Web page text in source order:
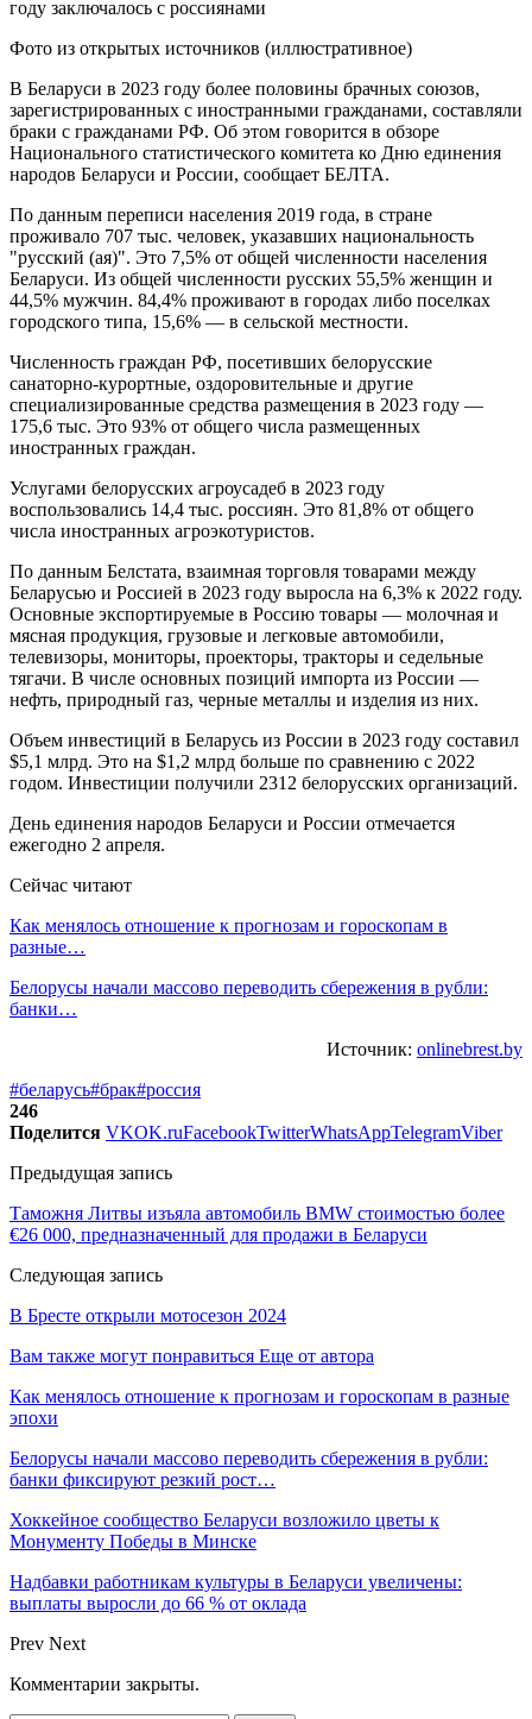
Фото из открытых источников (иллюстративное)
В Беларуси в 2023 году более половины брачных союзов,
зарегистрированных с иностранными гражданами, составляли
браки с гражданами РФ. Об этом говорится в обзоре
Национального статистического комитета ко Дню единения
народов Беларуси и России, сообщает БЕЛТА.
По данным переписи населения 2019 года, в стране
проживало 707 тыс. человек, указавших национальность
"русский (ая)". Это 7,5% от общей численности населения
Беларуси. Из общей численности русских 55,5% женщин и
44,5% мужчин. 84,4% проживают в городах либо поселках
городского типа, 15,6% — в сельской местности.
Численность граждан РФ, посетивших белорусские
санаторно-курортные, оздоровительные и другие
специализированные средства размещения в 2023 году —
175,6 тыс. Это 93% от общего числа размещенных
иностранных граждан.
Услугами белорусских агроусадеб в 2023 году
воспользовались 14,4 тыс. россиян. Это 81,8% от общего
числа иностранных агроэкотуристов.
По данным Белстата, взаимная торговля товарами между
Беларусью и Россией в 2023 году выросла на 6,3% к 2022 году.
Основные экспортируемые в Россию товары — молочная и
мясная продукция, грузовые и легковые автомобили,
телевизоры, мониторы, проекторы, тракторы и седельные
тягачи. В числе основных позиций импорта из России —
нефть, природный газ, черные металлы и изделия из них.
Объем инвестиций в Беларусь из России в 2023 году составил
$5,1 млрд. Это на $1,2 млрд больше по сравнению с 2022
годом. Инвестиции получили 2312 белорусских организаций.
День единения народов Беларуси и России отмечается
ежегодно 2 апреля.
Сейчас читают
Как менялось отношение к прогнозам и гороскопам в
разные…
Белорусы начали массово переводить сбережения в рубли:
банки…
Источник: onlinebrest.by
#беларусь#брак#россия
246
Поделится VKOK.ruFacebookTwitterWhatsAppTelegramViber
Предыдущая запись
Таможня Литвы изъяла автомобиль BMW стоимостью более
€26 000, предназначенный для продажи в Беларуси
Следующая запись
В Бресте открыли мотосезон 2024
Вам также могут понравиться Еще от автора
Как менялось отношение к прогнозам и гороскопам в разные
эпохи
Белорусы начали массово переводить сбережения в рубли:
банки фиксируют резкий рост…
Хоккейное сообщество Беларуси возложило цветы к
Монументу Победы в Минске
Надбавки работникам культуры в Беларуси увеличены:
выплаты выросли до 66 % от оклада
Prev Next
Комментарии закрыты.